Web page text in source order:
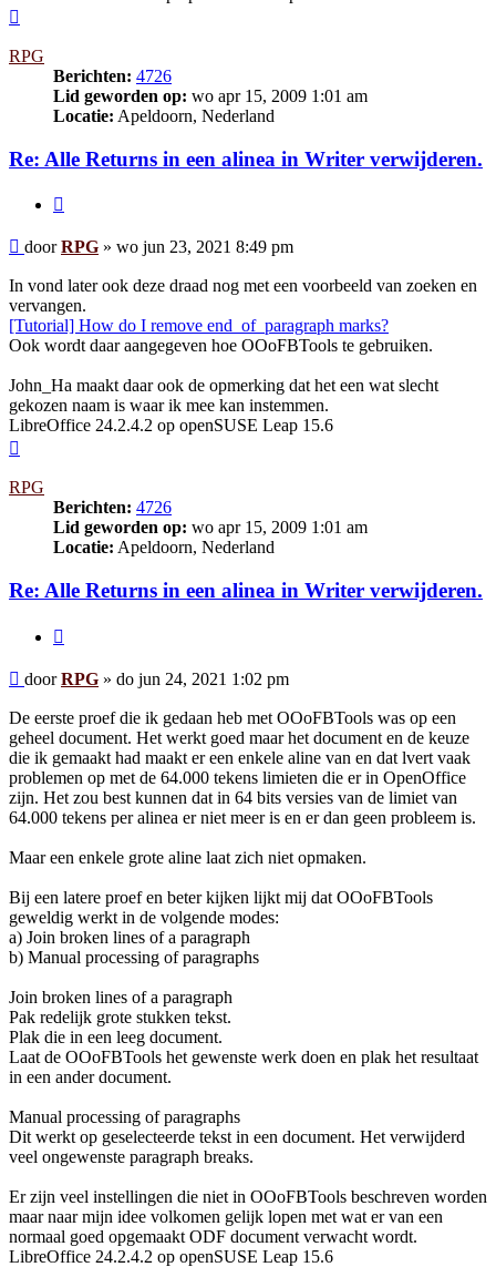
RPG
Berichten: 4726
Lid geworden op: wo apr 15, 2009 1:01 am
Locatie: Apeldoorn, Nederland
Re: Alle Returns in een alinea in Writer verwijderen.
Bericht
doorRPG » wo jun 23, 2021 8:49 pm
In vond later ook deze draad nog met een voorbeeld van zoeken en
vervangen.
[Tutorial] How do I remove end_of_paragraph marks?
Ook wordt daar aangegeven hoe OOoFBTools te gebruiken.
John_Ha maakt daar ook de opmerking dat het een wat slecht
gekozen naam is waar ik mee kan instemmen.
LibreOffice 24.2.4.2 op openSUSE Leap 15.6
RPG
Berichten: 4726
Lid geworden op: wo apr 15, 2009 1:01 am
Locatie: Apeldoorn, Nederland
Re: Alle Returns in een alinea in Writer verwijderen.
Bericht
doorRPG » do jun 24, 2021 1:02 pm
De eerste proef die ik gedaan heb met OOoFBTools was op een
geheel document. Het werkt goed maar het document en de keuze
die ik gemaakt had maakt er een enkele aline van en dat lvert vaak
problemen op met de 64.000 tekens limieten die er in OpenOffice
zijn. Het zou best kunnen dat in 64 bits versies van de limiet van
64.000 tekens per alinea er niet meer is en er dan geen probleem is.
Maar een enkele grote aline laat zich niet opmaken.
Bij een latere proef en beter kijken lijkt mij dat OOoFBTools
geweldig werkt in de volgende modes:
a) Join broken lines of a paragraph
b) Manual processing of paragraphs
Join broken lines of a paragraph
Pak redelijk grote stukken tekst.
Plak die in een leeg document.
Laat de OOoFBTools het gewenste werk doen en plak het resultaat
in een ander document.
Manual processing of paragraphs
Dit werkt op geselecteerde tekst in een document. Het verwijderd
veel ongewenste paragraph breaks.
Er zijn veel instellingen die niet in OOoFBTools beschreven worden
maar naar mijn idee volkomen gelijk lopen met wat er van een
normaal goed opgemaakt ODF document verwacht wordt.
LibreOffice 24.2.4.2 op openSUSE Leap 15.6